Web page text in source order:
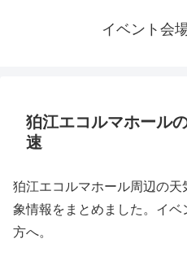
イベント会
狛江エコルマホール
速
狛江エコルマホール周辺の
象情報をまとめました。イ
方へ。